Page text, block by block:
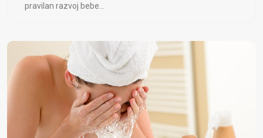
pravilan razvoj bebe...